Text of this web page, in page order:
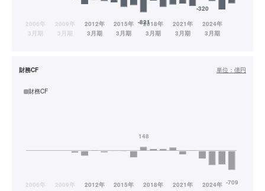
財務CF 単位： 億円
財務CF